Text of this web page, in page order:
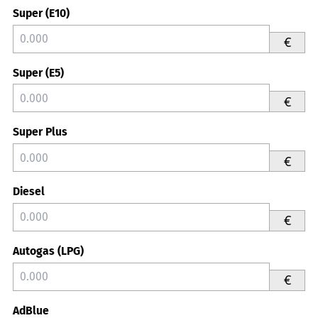
Super (E10)
€
Super (E5)
€
Super Plus
€
Diesel
€
Autogas (LPG)
€
AdBlue